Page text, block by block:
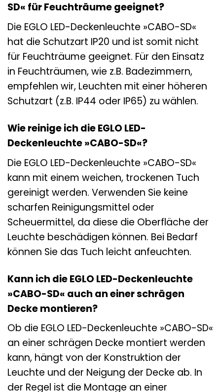
SD« für Feuchträume geeignet?
Die EGLO LED-Deckenleuchte »CABO-SD«
hat die Schutzart IP20 und ist somit nicht
für Feuchträume geeignet. Für den Einsatz
in Feuchträumen, wie z.B. Badezimmern,
empfehlen wir, Leuchten mit einer höheren
Schutzart (z.B. IP44 oder IP65) zu wählen.
Wie reinige ich die EGLO LED-
Deckenleuchte »CABO-SD«?
Die EGLO LED-Deckenleuchte »CABO-SD«
kann mit einem weichen, trockenen Tuch
gereinigt werden. Verwenden Sie keine
scharfen Reinigungsmittel oder
Scheuermittel, da diese die Oberfläche der
Leuchte beschädigen können. Bei Bedarf
können Sie das Tuch leicht anfeuchten.
Kann ich die EGLO LED-Deckenleuchte
»CABO-SD« auch an einer schrägen
Decke montieren?
Ob die EGLO LED-Deckenleuchte »CABO-SD«
an einer schrägen Decke montiert werden
kann, hängt von der Konstruktion der
Leuchte und der Neigung der Decke ab. In
der Regel ist die Montage an einer